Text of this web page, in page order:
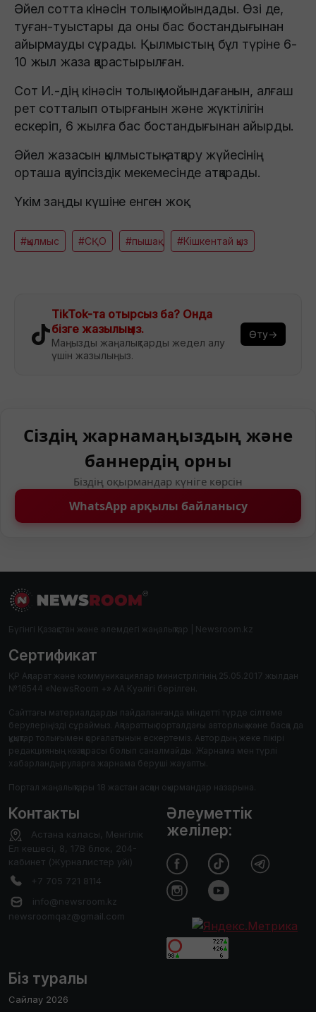
Әйел сотта кінәсін толық мойындады. Өзі де,
туған-туыстары да оны бас бостандығынан
айырмауды сұрады. Қылмыстың бұл түріне 6-
10 жыл жаза қарастырылған.
Сот И.-дің кінәсін толық мойындағанын, алғаш
рет сотталып отырғанын және жүктілігін
ескеріп, 6 жылға бас бостандығынан айырды.
Әйел жазасын қылмыстық-атқару жүйесінің
орташа қауіпсіздік мекемесінде атқарады.
Үкім заңды күшіне енген жоқ.
#қылмыс #СҚО #пышақ #Кішкентай қыз
TikTok-та отырсыз ба? Онда
бізге жазылыңыз.
Маңызды жаңалықтарды жедел алу
үшін жазылыңыз.
Өту→
Сіздің жарнамаңыздың және
баннердің орны
Біздің оқырмандар күніге көрсін
WhatsApp арқылы байланысу
Бүгінгі Қазақстан және әлемдегі жаңалықтар | Newsroom.kz
Сертификат
ҚР Ақпарат және коммуникациялар министрлігінің 25.05.2017 жылдан
№16544 «NewsRoom +» АА Куәлігі берілген.
Сайттағы материалдарды пайдаланғанда міндетті түрде сілтеме
берулеріңізді сұраймыз. Ақпараттық порталдағы авторлық және басқа да
құқықтар толығымен қорғалатынын ескертеміз. Автордың жеке пікірі
редакцияның көзқарасы болып саналмайды. Жарнама мен түрлі
хабарландыруларға жарнама беруші жауапты.
Портал жаңалықтары 18 жастан асқан оқырмандар назарына.
Контакты
Астана каласы, Менгілік
Ел кешесі, 8, 17В блок, 204-
кабинет (Журналистер уйі)
+7 705 721 8114
info@newsroom.kz
newsroomqaz@gmail.com
Біз туралы
Сайлау 2026
Әлеуметтік
желілер: